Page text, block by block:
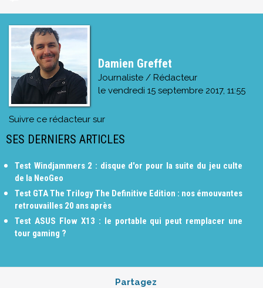
Damien Greffet
Journaliste / Rédacteur
le vendredi 15 septembre 2017, 11:55
Suivre ce rédacteur sur
SES DERNIERS ARTICLES
Test Windjammers 2 : disque d'or pour la suite du jeu culte
de la NeoGeo
Test GTA The Trilogy The Definitive Edition : nos émouvantes
retrouvailles 20 ans après
Test ASUS Flow X13 : le portable qui peut remplacer une
tour gaming ?
Partagez